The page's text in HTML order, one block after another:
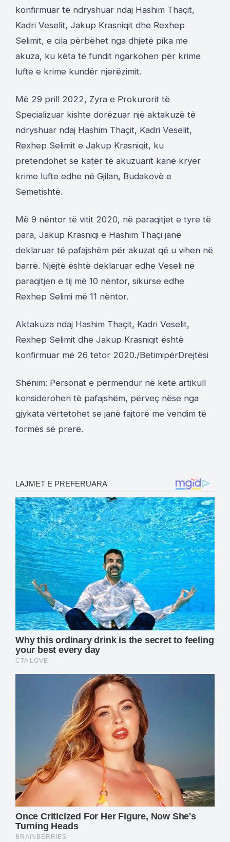
konfirmuar të ndryshuar ndaj Hashim Thaçit,
Kadri Veselit, Jakup Krasniqit dhe Rexhep
Selimit, e cila përbëhet nga dhjetë pika me
akuza, ku këta të fundit ngarkohen për krime
lufte e krime kundër njerëzimit.
Më 29 prill 2022, Zyra e Prokurorit të
Specializuar kishte dorëzuar një aktakuzë të
ndryshuar ndaj Hashim Thaçit, Kadri Veselit,
Rexhep Selimit e Jakup Krasniqit, ku
pretendohet se katër të akuzuarit kanë kryer
krime lufte edhe në Gjilan, Budakovë e
Semetishtë.
Më 9 nëntor të vitit 2020, në paraqitjet e tyre të
para, Jakup Krasniqi e Hashim Thaçi janë
deklaruar të pafajshëm për akuzat që u vihen në
barrë. Njëjtë është deklaruar edhe Veseli në
paraqitjen e tij më 10 nëntor, sikurse edhe
Rexhep Selimi më 11 nëntor.
Aktakuza ndaj Hashim Thaçit, Kadri Veselit,
Rexhep Selimit dhe Jakup Krasniqit është
konfirmuar më 26 tetor 2020./BetimipërDrejtësi
Shënim: Personat e përmendur në këtë artikull
konsiderohen të pafajshëm, përveç nëse nga
gjykata vërtetohet se janë fajtorë me vendim të
formës së prerë.